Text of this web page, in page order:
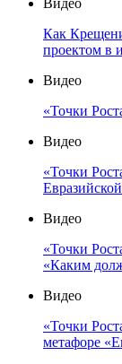
Видео
Как
проектом в
Видео
«Точки
Видео
«Точки
Видео
«Точки
«Каким
Видео
«Точки
метафоре